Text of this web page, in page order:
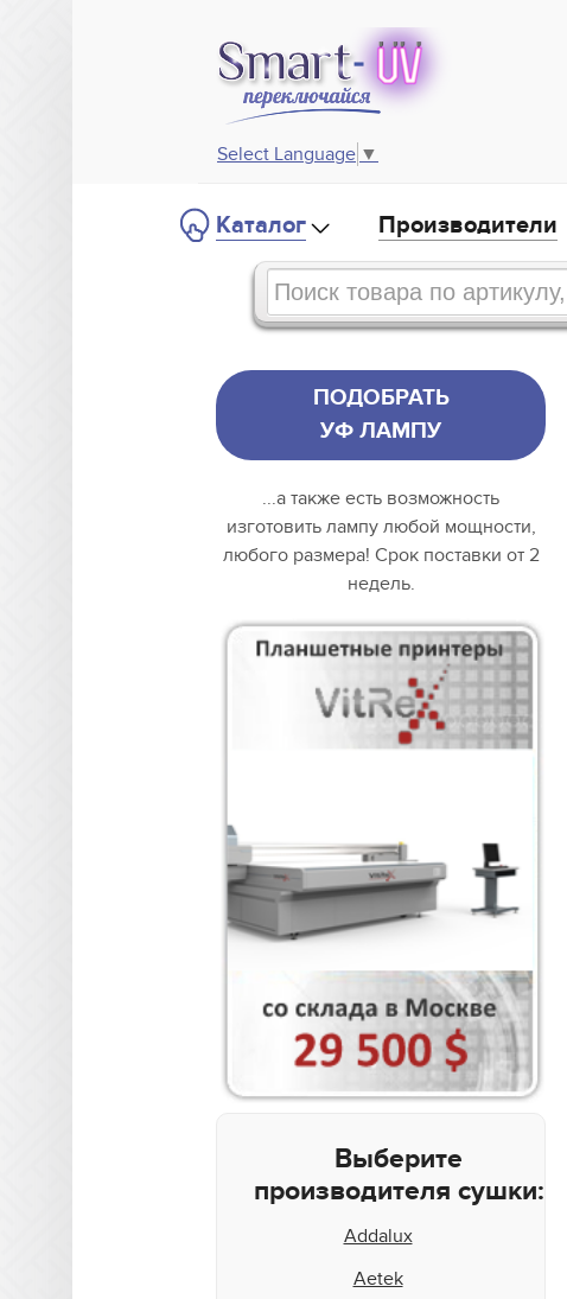
Select Language ▼
Каталог Производители
ПОДОБРАТЬ
УФ ЛАМПУ
...а также есть возможность
изготовить лампу любой мощности,
любого размера! Срок поставки от 2
недель.
Выберите
производителя сушки:
Addalux
Aetek